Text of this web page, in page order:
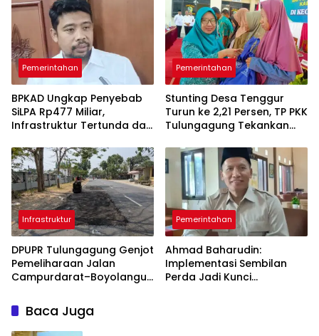
Pemerintahan
BPKAD Ungkap Penyebab
SiLPA Rp477 Miliar,
Infrastruktur Tertunda dan
Pemerintahan
Stunting Desa Tenggur
Turun ke 2,21 Persen, TP PKK
Tulungagung Tekankan
Berkelanjutan
Infrastruktur
DPUPR Tulungagung Genjot
Pemeliharaan Jalan
Campurdarat–Boyolangu,
Diperbaiki
Pemerintahan
Ahmad Baharudin:
Implementasi Sembilan
Perda Jadi Kunci
Baca Juga